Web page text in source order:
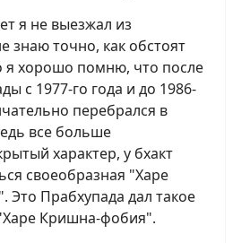
я не выезжал из
знаю точно, как обстоят
я хорошо помню, что после
с 1977-го года и до 1986-
перебрался в
все больше
характер, у бхакт
своеобразная "Харе
Прабхупада дал такое
Кришна-фобия".